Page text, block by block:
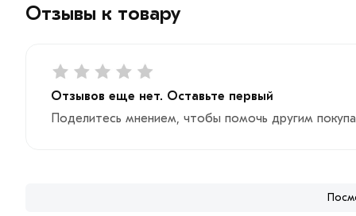
Отзывы к товару
Отзывов еще нет. Оставьте первый
Поделитесь мнением, чтобы помочь другим